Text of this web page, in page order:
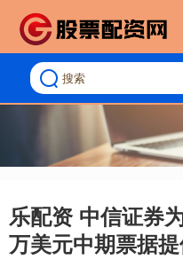
乐配资 中信证券
万美元中期票据